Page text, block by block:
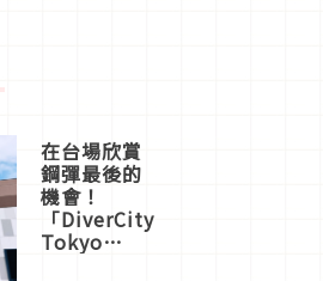
在台場欣賞
鋼彈最後的
機會！
「DiverCity
Tokyo